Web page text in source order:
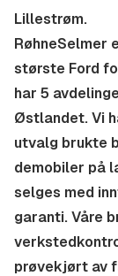
stor utvalg
inntil 5 års
være sikre på
biler over hele
bil.
Åpningstider
Man - Fre :
Torsdag :
Lillestrøm.
RøhneSelmer
største Ford
har 5
Østlandet. Vi
utvalg brukte
demobiler på
selges med
garanti. Våre
prøvekjørt av